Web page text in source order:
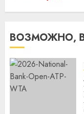
ВОЗМОЖНО,